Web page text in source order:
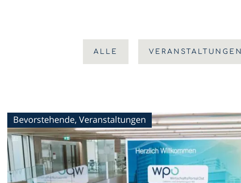
ALLE VERANSTALTUNGEN
Bevorstehende, Veranstaltungen